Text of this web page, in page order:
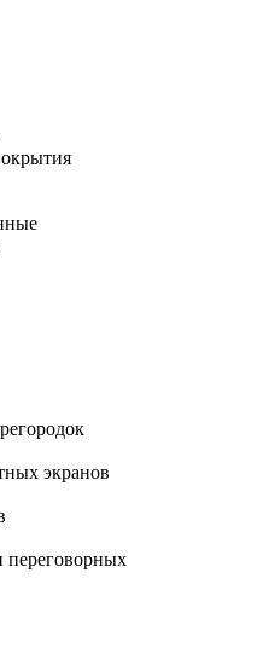
экранов
переговорных